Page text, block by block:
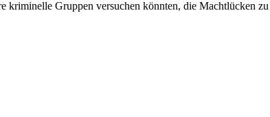
kriminelle Gruppen versuchen könnten, die Machtlücken